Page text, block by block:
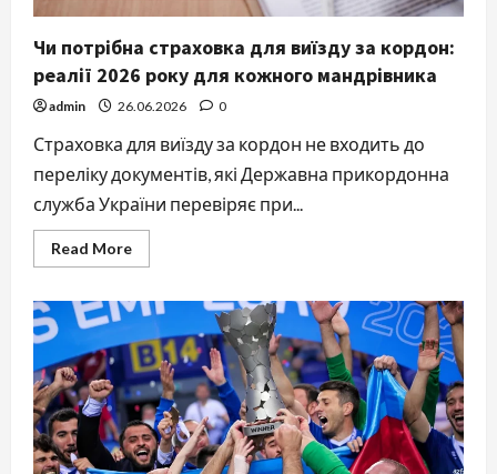
Чи потрібна страховка для виїзду за кордон:
реалії 2026 року для кожного мандрівника
admin 26.06.2026 0
Страховка для виїзду за кордон не входить до
переліку документів, які Державна прикордонна
служба України перевіряє при...
Read MoreRead
more
потрібна
страховка
для
виїзду
за
кордон:
реалії
2026
року
для
кожного